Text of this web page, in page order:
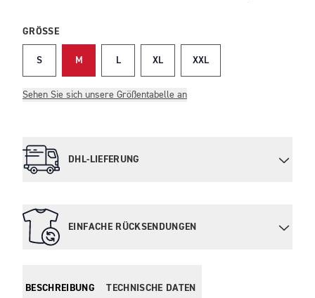
GRÖSSE
S M L XL XXL
Sehen Sie sich unsere Größentabelle an
DHL-LIEFERUNG
EINFACHE RÜCKSENDUNGEN
BESCHREIBUNG TECHNISCHE DATEN